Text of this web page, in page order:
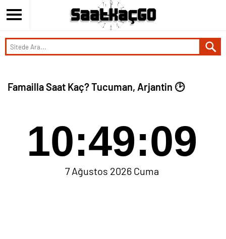
Famailla Saat Kaç? Tucuman, Arjantin 🕑
10:49:09
7 Ağustos 2026 Cuma